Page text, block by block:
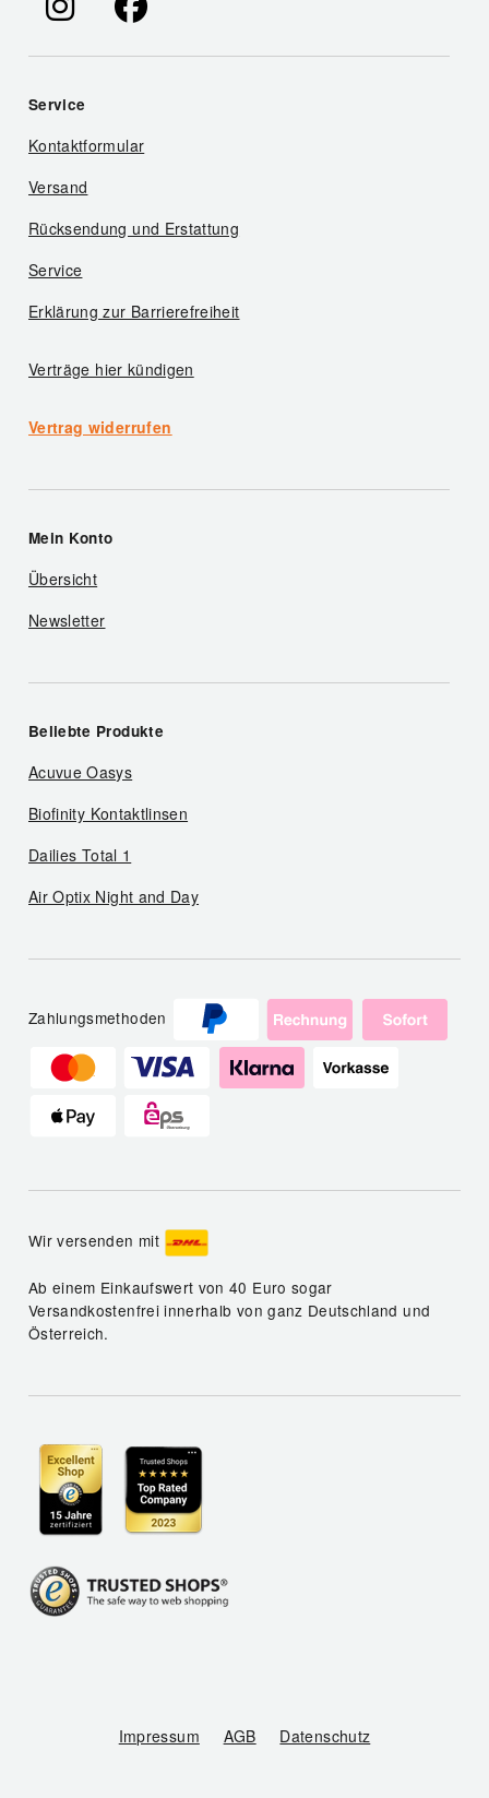
Service
Kontaktformular
Versand
Rücksendung und Erstattung
Service
Erklärung zur Barrierefreiheit
Verträge hier kündigen
Vertrag widerrufen
Mein Konto
Übersicht
Newsletter
Beliebte Produkte
Acuvue Oasys
Biofinity Kontaktlinsen
Dailies Total 1
Air Optix Night and Day
Zahlungsmethoden
Wir versenden mit
Ab einem Einkaufswert von 40 Euro sogar
Versandkostenfrei innerhalb von ganz Deutschland und
Österreich.
Impressum AGB Datenschutz